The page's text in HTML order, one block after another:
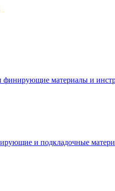
финирующие материалы и
и подкладочные